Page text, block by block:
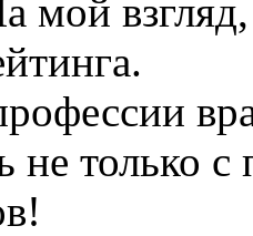
мой
не только с